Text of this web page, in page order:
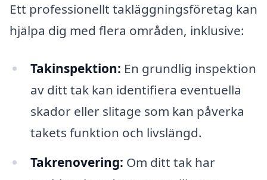
Ett professionellt takläggningsföretag kan
hjälpa dig med flera områden, inklusive:
Takinspektion: En grundlig inspektion
av ditt tak kan identifiera eventuella
skador eller slitage som kan påverka
takets funktion och livslängd.
Takrenovering: Om ditt tak har